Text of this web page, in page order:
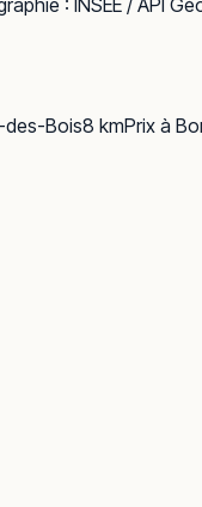
: INSEE / API
des-Bois8 kmPrix à